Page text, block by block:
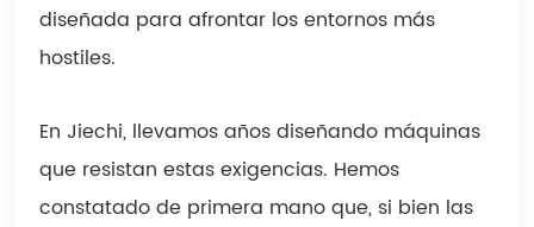
diseñada para afrontar los entornos más
hostiles.
En Jiechi, llevamos años diseñando máquinas
que resistan estas exigencias. Hemos
constatado de primera mano que, si bien las